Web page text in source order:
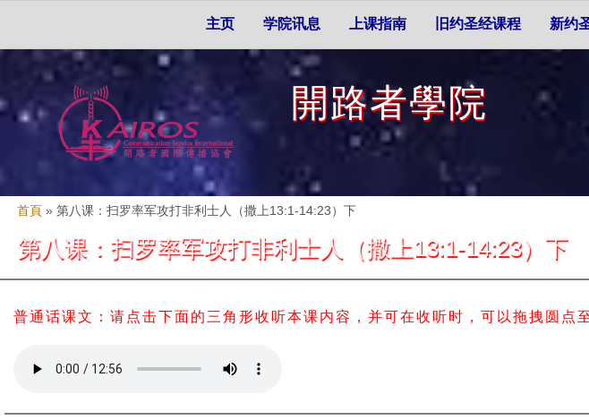
主页
学院讯息 上课指南 旧约圣经课程 新约
開路者學院
您在這裡
首頁 »第八课：扫罗率军攻打非利士人（撒上13:1-14:23）下
第八课：扫罗率军攻打非利士人（撒上13:1-14:23）下
普通话课文：请点击下面的三角形收听本课内容，并可在收听时，可以拖拽圆点